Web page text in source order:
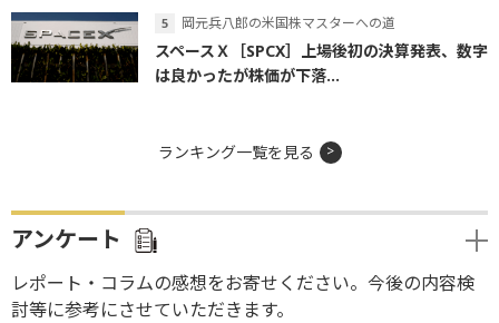
岡元兵八郎の米国株マスターへの道
スペースＸ［SPCX］上場後初の決算発表、数字
は良かったが株価が下落...
ランキング一覧を見る
アンケート
レポート・コラムの感想をお寄せください。今後の内容検
討等に参考にさせていただきます。